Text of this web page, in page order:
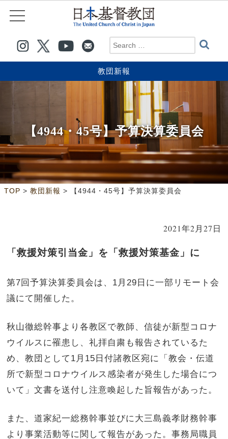
教団新報
【4944・45号】予算決算委員会
TOP > 教団新報 > 【4944・45号】予算決算委員会
2021年2月27日
「救援対策引当金」を「救援対策基金」に
第7回予算決算委員会は、1月29日に一部リモート会
議にて開催した。
秋山徹総幹事より各教区で教師、信徒が新型コロナ
ウイルスに罹患し、礼拝自粛も報告されているた
め、教団として1月15日付諸教区宛に「教会・伝道
所で新型コロナウイルス感染者が発生した場合につ
いて」文書を送付し注意喚起した旨報告があった。
また、道家紀一総務幹事並びに大三島義孝財務幹事
より事業活動等に関して報告があった。事務局職員